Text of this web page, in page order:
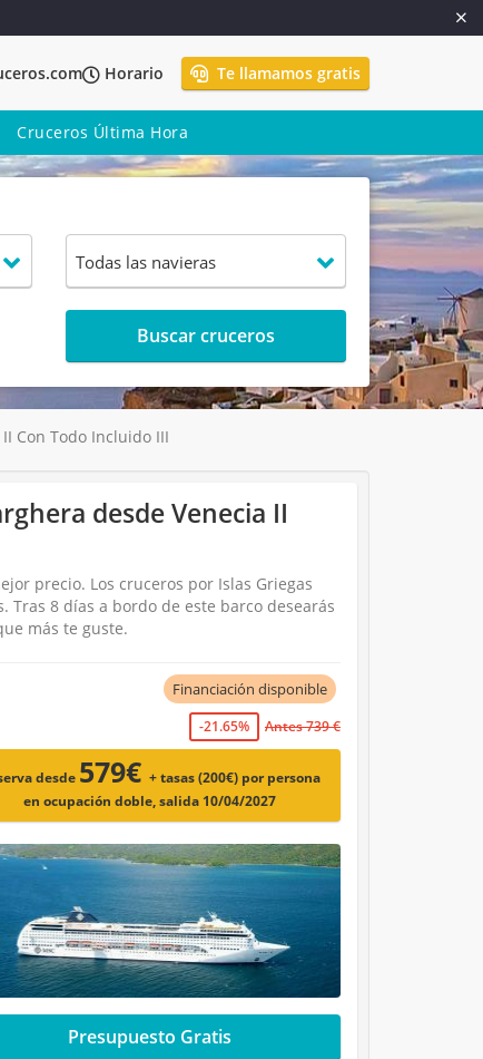
Horario Te llamamos gratis
Cruceros Última Hora
Buscar cruceros
Con Todo Incluido III
desde Venecia II
precio. Los cruceros por Islas Griegas
Tras 8 días a bordo de este barco desearás
más te guste.
Financiación disponible
-21.65% Antes 739 €
desde 579€ + tasas (200€) por persona
en ocupación doble, salida 10/04/2027
Presupuesto Gratis